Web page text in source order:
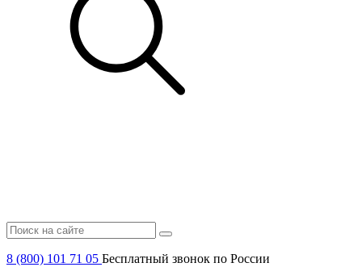
8 (800) 101 71 05 Бесплатный звонок по России